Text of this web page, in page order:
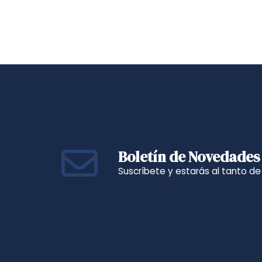
Boletín de Novedades
Suscríbete y estarás al tanto